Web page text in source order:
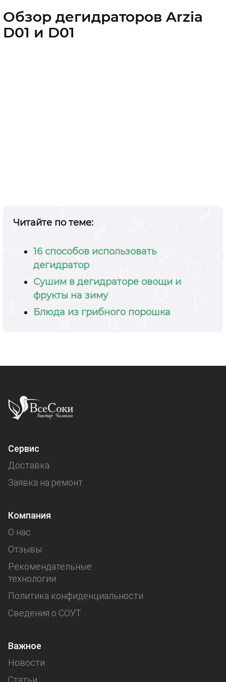
Обзор дегидраторов Arzia
D01 и D01
Читайте по теме:
16 способов использовать
дегидратор
Сушим в дегидраторе овощи и
фрукты на зиму
Блюда из грибного порошка
Сервис
Доставка
Заявка на ремонт
Компания
О нас
Отзывы
Рекомендательные
технологии
Политика конфиденциальности
Сведения о СОУТ
Важное
Новости
Статьи